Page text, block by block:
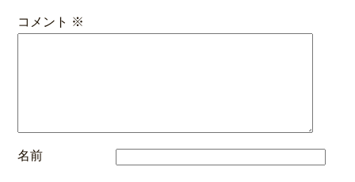
コメント ※
名前